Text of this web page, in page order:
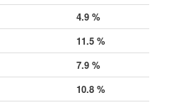
4.9 %
11.5 %
7.9 %
10.8 %